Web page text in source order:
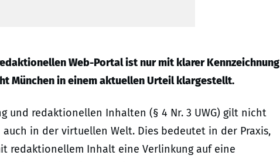
Web-Portal ist nur mit klarer Kennzeichnung
München in einem aktuellen Urteil klargestellt.
und redaktionellen Inhalten (§ 4 Nr. 3 UWG) gilt nicht
in der virtuellen Welt. Dies bedeutet in der Praxis,
redaktionellem Inhalt eine Verlinkung auf eine